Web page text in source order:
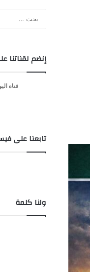
إنضم لقناتنا
تابعنا على
ولنا كلمة